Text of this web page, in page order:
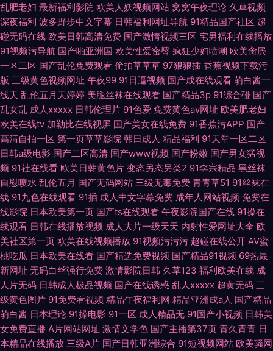
乱肥老妇 最新福利影院 欧美人妖视频网站 窝窝午夜理论 久草视频
深夜福利 波多野步中文字幕 日韩福利网址导航 91精品国产社区 超
碰无码在线 欧美日韩高清免费 国产激情视频三区 宅男福利在线播放
91视频污导航 国产啪亚洲国 欧美性爱密臀 疯狂少妇喷潮 欧美肏屄
一区二区 国产乱伦免费观看 偷拍草草草 97狠狠插 香蕉视频下载污
版 三级黄色视频网址 午夜99 91日逼视频 国产成在线观看 萌白酱一
线天 乱伦五月天婷婷 美腿丝袜在线观看 国产精品3p 91综合碰 国产
乱女乱 成人xxxxx 日韩伦理片 91色爱 免费黄色av网址 欧美肥老妇
欧美在线tv 加勒比在线视屏 国产美女在线免费 91香蕉污APP 国产
高清自拍一区 第一页草草影院 韩日成人 精品福利 91天堂一区二区
日韩a级电影 国产二区高清 国产www视频 国产粉嫩 国产男女猛视
频 91社在线看 欧美日韩黄色片 变态另态另类2 91李宗精品 黑丝袜
自慰喷水 乱伦五月 国产无码网站 三级无毒免费 青青草51 91丝袜在
线 91九色在线观看 91插 成人中文字幕免费 成年人网站视频 免费在
线影院 日本欧美第一页 国产ts在线观看 午夜影院国产在线 91操在
线观看 日韩在线播放视频 成人大片一级天天 内射性爱网址大全 欧
美社区第一页 欧美在线视频播放 91视频污污污 超碰在线公开 AV蜜
桃吃瓜 日本欧美在线看 国产精选免费视频 国产精品91视频 69热最
新网址 无码白丝强行免费 激情影院日韩 久草123 福利欧美在线 成
人片无码 日韩成人极品视频 国产在线诱惑 乱人xxxxx 超黄无码 三
级黄色图片 91免费看视频 精品午夜福利网 精品亚洲成a人 国产精品
萌白酱 日本理论 91操电影 91一区 成人精品无 91国产小视频 日韩美
女免费直播 A片网站网址 激情文学色 国产主播第37页 青久青青 日
本精品在线播放 三级A片 国产日韩亚洲综合 91短视频网站 欧美骚网